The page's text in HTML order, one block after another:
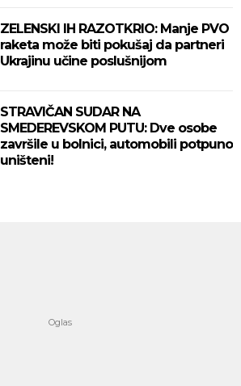
ZELENSKI IH RAZOTKRIO: Manje PVO
raketa može biti pokušaj da partneri
Ukrajinu učine poslušnijom
STRAVIČAN SUDAR NA
SMEDEREVSKOM PUTU: Dve osobe
završile u bolnici, automobili potpuno
uništeni!